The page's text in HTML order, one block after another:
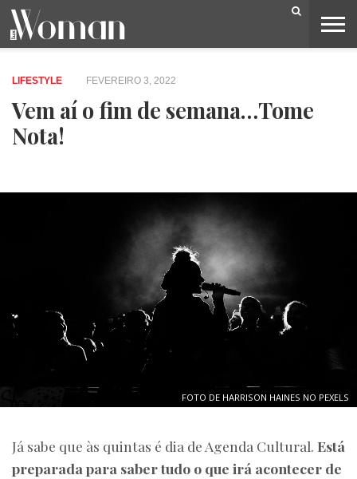
BELEZA
CAPA
LIFESTYLE
MODA
OPINIÃO
PESSOAS
SOCIEDADE
VIDEOS
LIFESTYLE FEVEREIRO 3, 2022
Vem aí o fim de semana…Tome
Nota!
FOTO DE HARRISON HAINES NO PEXELS
Já sabe que às quintas é dia de Agenda Cultural. Está
preparada para saber tudo o que irá acontecer de